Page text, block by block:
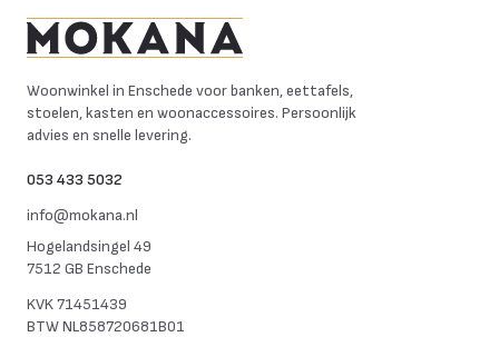
Woonwinkel in Enschede voor banken, eettafels,
stoelen, kasten en woonaccessoires. Persoonlijk
advies en snelle levering.
053 433 5032
info@mokana.nl
Hogelandsingel 49
7512 GB Enschede
KVK71451439
BTWNL858720681B01